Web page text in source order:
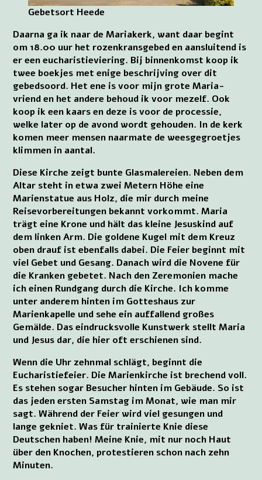
Gebetsort Heede
Daarna ga ik naar de Mariakerk, want daar begint
om 18.00 uur het rozenkransgebed en aansluitend is
er een eucharistieviering. Bij binnenkomst koop ik
twee boekjes met enige beschrijving over dit
gebedsoord. Het ene is voor mijn grote Maria-
vriend en het andere behoud ik voor mezelf. Ook
koop ik een kaars en deze is voor de processie,
welke later op de avond wordt gehouden. In de kerk
komen meer mensen naarmate de weesgegroetjes
klimmen in aantal.
Diese Kirche zeigt bunte Glasmalereien. Neben dem
Altar steht in etwa zwei Metern Höhe eine
Marienstatue aus Holz, die mir durch meine
Reisevorbereitungen bekannt vorkommt. Maria
trägt eine Krone und hält das kleine Jesuskind auf
dem linken Arm. Die goldene Kugel mit dem Kreuz
oben drauf ist ebenfalls dabei. Die Feier beginnt mit
viel Gebet und Gesang. Danach wird die Novene für
die Kranken gebetet. Nach den Zeremonien mache
ich einen Rundgang durch die Kirche. Ich komme
unter anderem hinten im Gotteshaus zur
Marienkapelle und sehe ein auffallend großes
Gemälde. Das eindrucksvolle Kunstwerk stellt Maria
und Jesus dar, die hier oft erschienen sind.
Wenn die Uhr zehnmal schlägt, beginnt die
Eucharistiefeier. Die Marienkirche ist brechend voll.
Es stehen sogar Besucher hinten im Gebäude. So ist
das jeden ersten Samstag im Monat, wie man mir
sagt. Während der Feier wird viel gesungen und
lange gekniet. Was für trainierte Knie diese
Deutschen haben! Meine Knie, mit nur noch Haut
über den Knochen, protestieren schon nach zehn
Minuten.